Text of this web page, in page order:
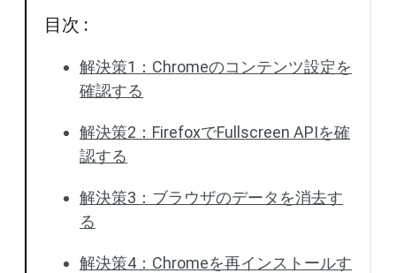
目次 :
解決策1：Chromeのコンテンツ設定を
確認する
解決策2：FirefoxでFullscreen APIを確
認する
解決策3：ブラウザのデータを消去す
る
解決策4：Chromeを再インストールす